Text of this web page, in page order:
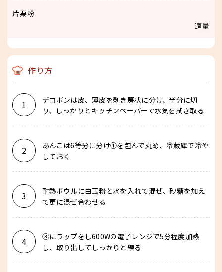
片栗粉
適量
作り方
1
デコポンは皮、薄皮を剥き房状に分け、半分に切
り、しっかりとキッチンペーパーで水気を拭き取る
2
あんこは6等分に分け①を包んで丸め、冷蔵庫で冷や
しておく
3
耐熱ボウルに白玉粉と水を入れて混ぜ、砂糖を加え
て更に混ぜ合わせる
4
③にラップをし600Wの電子レンジで5分程度加熱
し、取り出してしっかりと練る